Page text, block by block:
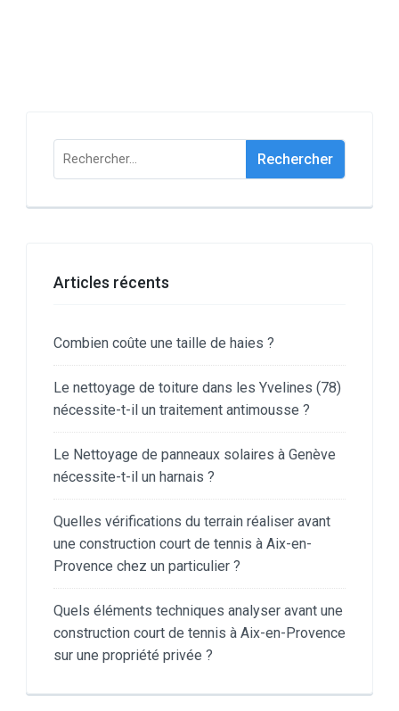
Rechercher :
Articles récents
Combien coûte une taille de haies ?
Le nettoyage de toiture dans les Yvelines (78)
nécessite-t-il un traitement antimousse ?
Le Nettoyage de panneaux solaires à Genève
nécessite-t-il un harnais ?
Quelles vérifications du terrain réaliser avant
une construction court de tennis à Aix-en-
Provence chez un particulier ?
Quels éléments techniques analyser avant une
construction court de tennis à Aix-en-Provence
sur une propriété privée ?